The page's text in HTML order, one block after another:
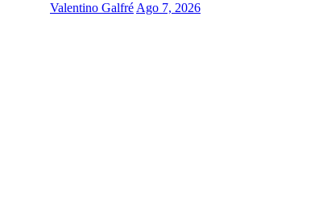
Valentino GalfréAgo 7, 2026